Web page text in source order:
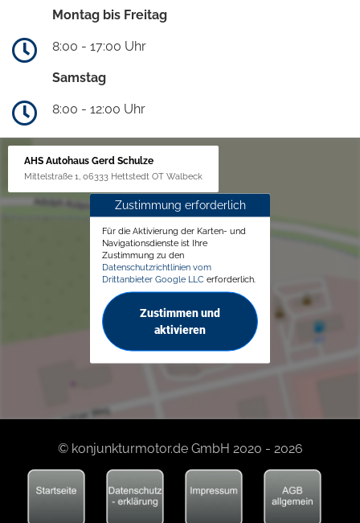
Montag bis Freitag
8:00 - 17:00 Uhr
Samstag
8:00 - 12:00 Uhr
AHS Autohaus Gerd Schulze
Mittelstraße 1, 06333 Hettstedt OT Walbeck
Zustimmung erforderlich
Für die Aktivierung der Karten- und
Navigationsdienste ist Ihre
Zustimmung zu den
Datenschutzrichtlinien vom
Drittanbieter Google LLC erforderlich.
Zustimmen und
aktivieren
© konjunkturmotor.de GmbH 2020 - 2026